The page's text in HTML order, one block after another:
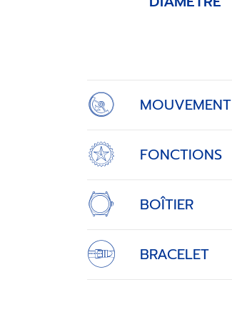
MOUVEMENT
FONCTIONS
BOÎTIER
BRACELET